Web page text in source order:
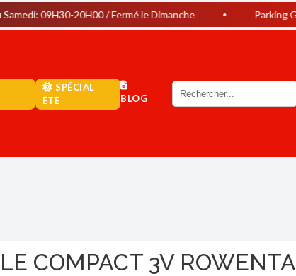
20H00 / Fermé le Dimanche Parking Gratuit
SPÉCIAL
ÉTÉ
BLOG
COMPACT 3V ROWENTA